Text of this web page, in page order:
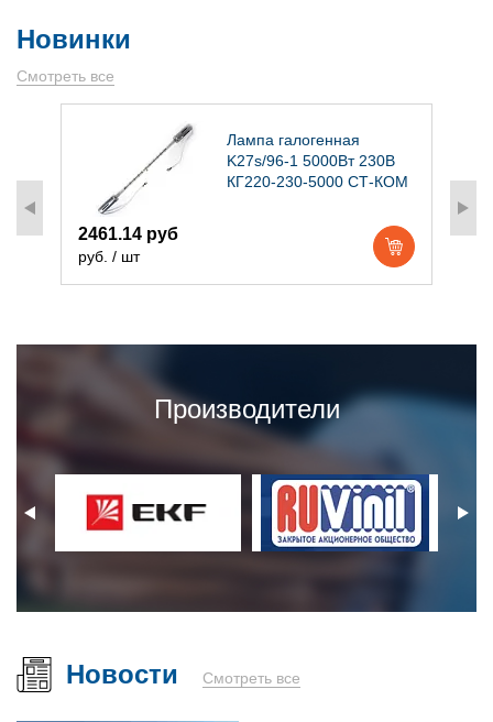
Новинки
Смотреть все
Лампа галогенная
K27s/96-1 5000Вт 230В
КГ220-230-5000 СТ-КОМ
2461.14 руб
руб. / шт
Производители
Новости Смотреть все